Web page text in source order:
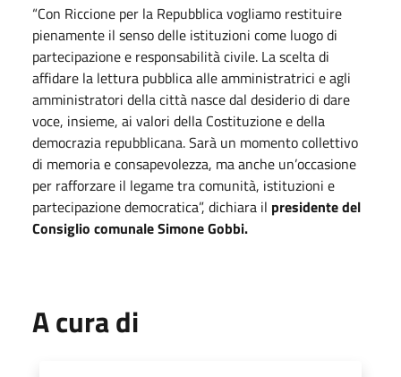
“Con Riccione per la Repubblica vogliamo restituire
pienamente il senso delle istituzioni come luogo di
partecipazione e responsabilità civile. La scelta di
affidare la lettura pubblica alle amministratrici e agli
amministratori della città nasce dal desiderio di dare
voce, insieme, ai valori della Costituzione e della
democrazia repubblicana. Sarà un momento collettivo
di memoria e consapevolezza, ma anche un’occasione
per rafforzare il legame tra comunità, istituzioni e
partecipazione democratica”, dichiara il presidente del
Consiglio comunale Simone Gobbi.
A cura di